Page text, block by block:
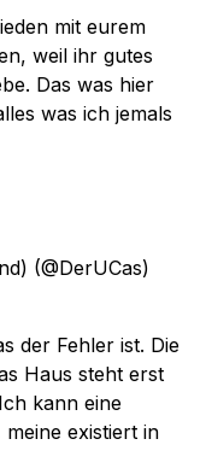
mit eurem
weil ihr gutes
Das was hier
was ich jemals
(@DerUCas)
der Fehler ist. Die
Haus steht erst
kann eine
existiert in